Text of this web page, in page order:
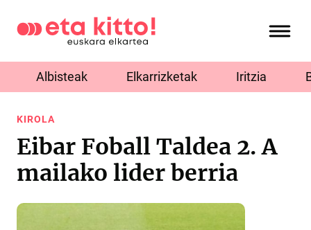
Albisteak Elkarrizketak Iritzia
KIROLA
Eibar Foball Taldea 2. A
mailako lider berria